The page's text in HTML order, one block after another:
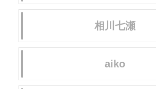
相川七瀬
aiko